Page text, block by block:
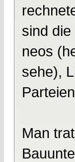
sind
neos
sehe),
Man